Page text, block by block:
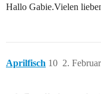
Hallo Gabie.Vielen
Aprilfisch 2.
10